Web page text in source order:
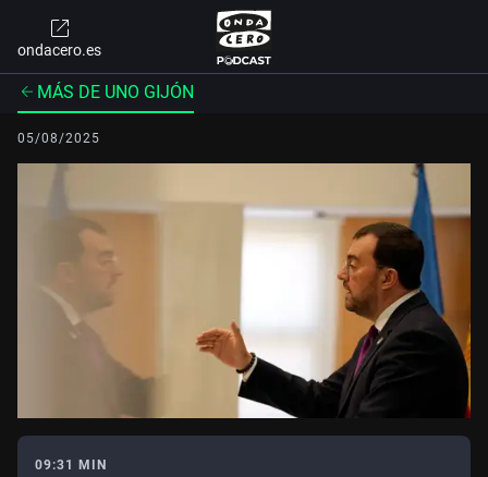
ondacero.es
MÁS DE UNO GIJÓN
05/08/2025
09:31 MIN